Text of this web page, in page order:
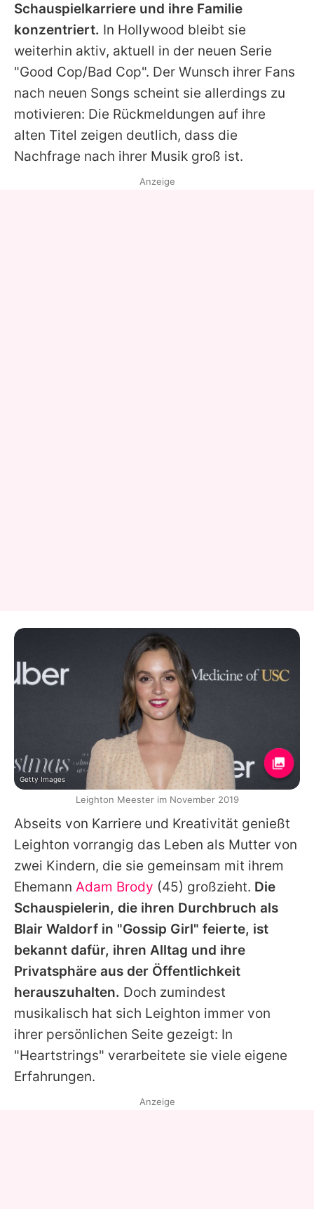
Schauspielkarriere und ihre Familie
konzentriert. In Hollywood bleibt sie
weiterhin aktiv, aktuell in der neuen Serie
"Good Cop/Bad Cop". Der Wunsch ihrer Fans
nach neuen Songs scheint sie allerdings zu
motivieren: Die Rückmeldungen auf ihre
alten Titel zeigen deutlich, dass die
Nachfrage nach ihrer Musik groß ist.
Abseits von Karriere und Kreativität genießt
Leighton vorrangig das Leben als Mutter von
zwei Kindern, die sie gemeinsam mit ihrem
Ehemann Adam Brody (45) großzieht. Die
Schauspielerin, die ihren Durchbruch als
Blair Waldorf in "Gossip Girl" feierte, ist
bekannt dafür, ihren Alltag und ihre
Privatsphäre aus der Öffentlichkeit
herauszuhalten. Doch zumindest
musikalisch hat sich Leighton immer von
ihrer persönlichen Seite gezeigt: In
"Heartstrings" verarbeitete sie viele eigene
Erfahrungen.
Anzeige
Getty Images
Leighton Meester im November 2019
Anzeige